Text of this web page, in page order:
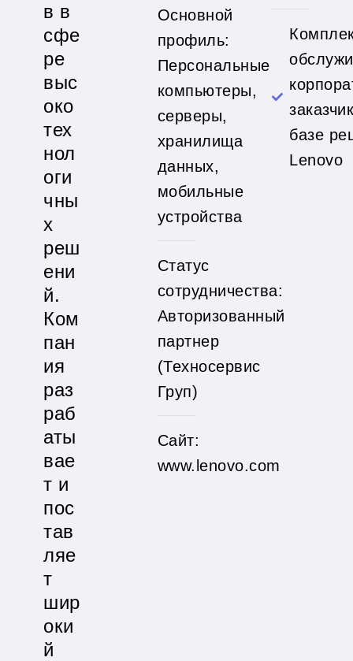
в в
сфе
ре
выс
око
тех
нол
оги
чны
х
реш
ени
й.
Ком
пан
ия
раз
раб
аты
вае
т и
пос
тав
ляе
т
шир
оки
й
Основной
профиль:
Персональные
компьютеры,
серверы,
хранилища
данных,
мобильные
устройства
Статус
сотрудничества:
Авторизованный
партнер
(Техносервис
Груп)
Сайт:
www.lenovo.com
базе
Lenovo